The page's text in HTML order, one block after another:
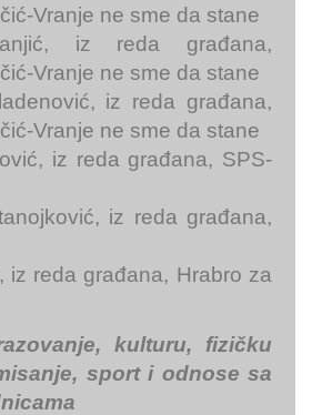
Vranje ne sme da stane
iz reda građana,
Vranje ne sme da stane
iz reda građana,
Vranje ne sme da stane
iz reda građana, SPS-
iz reda građana,
iz reda građana, Hrabro za
kulturu, fizičku
sport i odnose sa